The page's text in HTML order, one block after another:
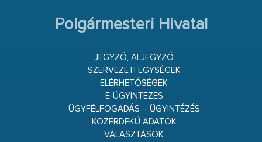
Polgármesteri Hivatal
JEGYZŐ, ALJEGYZŐ
SZERVEZETI EGYSÉGEK
ELÉRHETŐSÉGEK
E-ÜGYINTÉZÉS
ÜGYFÉLFOGADÁS – ÜGYINTÉZÉS
KÖZÉRDEKŰ ADATOK
VÁLASZTÁSOK